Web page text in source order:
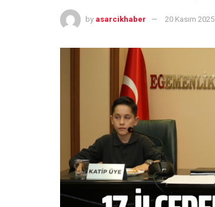
by asarcikhaber 20 Kasım 2025